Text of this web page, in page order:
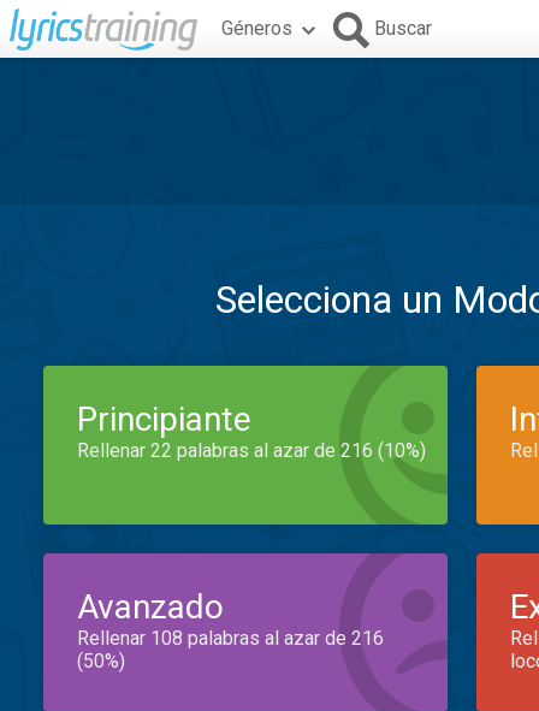
Géneros Buscar
Selecciona un
Principiante
Rellenar 22 palabras al azar de 216 (10%)
Avanzado
Rellenar 108 palabras al azar de 216
(50%)